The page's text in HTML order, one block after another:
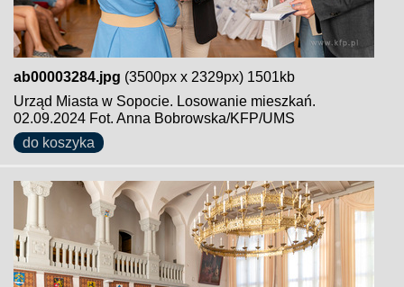
ab00003284.jpg (3500px x 2329px) 1501kb
Urząd Miasta w Sopocie. Losowanie mieszkań.
02.09.2024 Fot. Anna Bobrowska/KFP/UMS
do koszyka